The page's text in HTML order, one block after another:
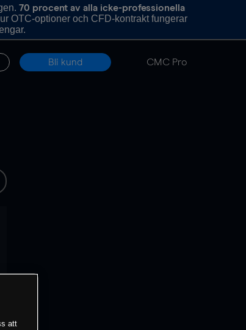
70 procent av alla icke-professionella
OTC-optioner och CFD-kontrakt fungerar
Bli kund CMC Pro
att